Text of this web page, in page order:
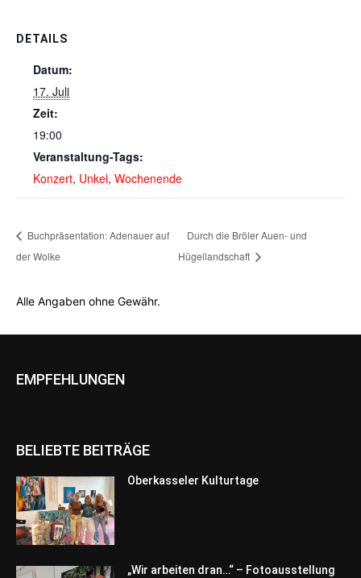
DETAILS
Datum:
17. Juli
Zeit:
19:00
Veranstaltung-Tags:
Konzert, Unkel, Wochenende
Buchpräsentation: Adenauer auf
der Wolke
Durch die Bröler Auen- und
Hügellandschaft
Alle Angaben ohne Gewähr.
EMPFEHLUNGEN
BELIEBTE BEITRÄGE
Oberkasseler Kulturtage
„Wir arbeiten dran…“ – Fotoausstellung